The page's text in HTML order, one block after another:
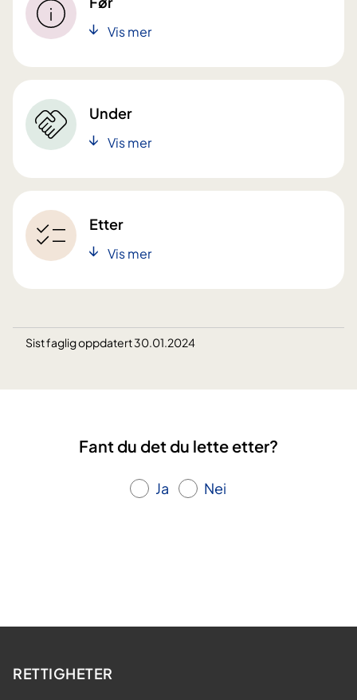
Vis mer
Under
Vis mer
Etter
Vis mer
Sist faglig oppdatert 30.01.2024
Fant du det du lette etter?
Ja Nei
RETTIGHETER